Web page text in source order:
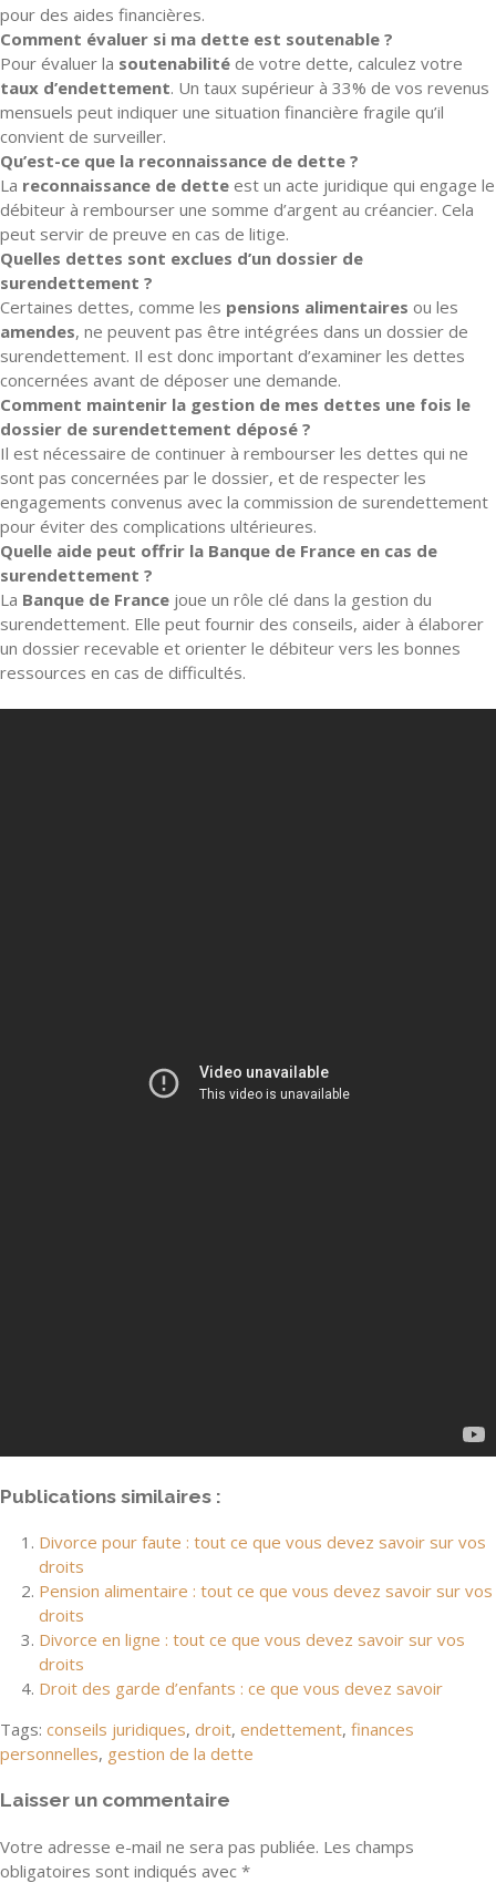
pour des aides financières.
Comment évaluer si ma dette est soutenable ?
Pour évaluer la soutenabilité de votre dette, calculez votre
taux d’endettement. Un taux supérieur à 33% de vos revenus
mensuels peut indiquer une situation financière fragile qu’il
convient de surveiller.
Qu’est-ce que la reconnaissance de dette ?
La reconnaissance de dette est un acte juridique qui engage le
débiteur à rembourser une somme d’argent au créancier. Cela
peut servir de preuve en cas de litige.
Quelles dettes sont exclues d’un dossier de
surendettement ?
Certaines dettes, comme les pensions alimentaires ou les
amendes, ne peuvent pas être intégrées dans un dossier de
surendettement. Il est donc important d’examiner les dettes
concernées avant de déposer une demande.
Comment maintenir la gestion de mes dettes une fois le
dossier de surendettement déposé ?
Il est nécessaire de continuer à rembourser les dettes qui ne
sont pas concernées par le dossier, et de respecter les
engagements convenus avec la commission de surendettement
pour éviter des complications ultérieures.
Quelle aide peut offrir la Banque de France en cas de
surendettement ?
La Banque de France joue un rôle clé dans la gestion du
surendettement. Elle peut fournir des conseils, aider à élaborer
un dossier recevable et orienter le débiteur vers les bonnes
ressources en cas de difficultés.
Publications similaires :
Divorce pour faute : tout ce que vous devez savoir sur vos
droits
Pension alimentaire : tout ce que vous devez savoir sur vos
droits
Divorce en ligne : tout ce que vous devez savoir sur vos
droits
Droit des garde d’enfants : ce que vous devez savoir
Tags: conseils juridiques, droit, endettement, finances
personnelles, gestion de la dette
Laisser un commentaire
Votre adresse e-mail ne sera pas publiée. Les champs
obligatoires sont indiqués avec *